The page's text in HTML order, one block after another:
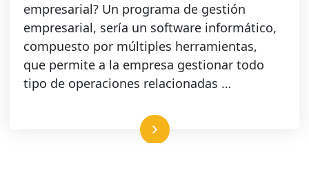
empresarial? Un programa de gestión
empresarial, sería un software informático,
compuesto por múltiples herramientas,
que permite a la empresa gestionar todo
tipo de operaciones relacionadas …
Leer más